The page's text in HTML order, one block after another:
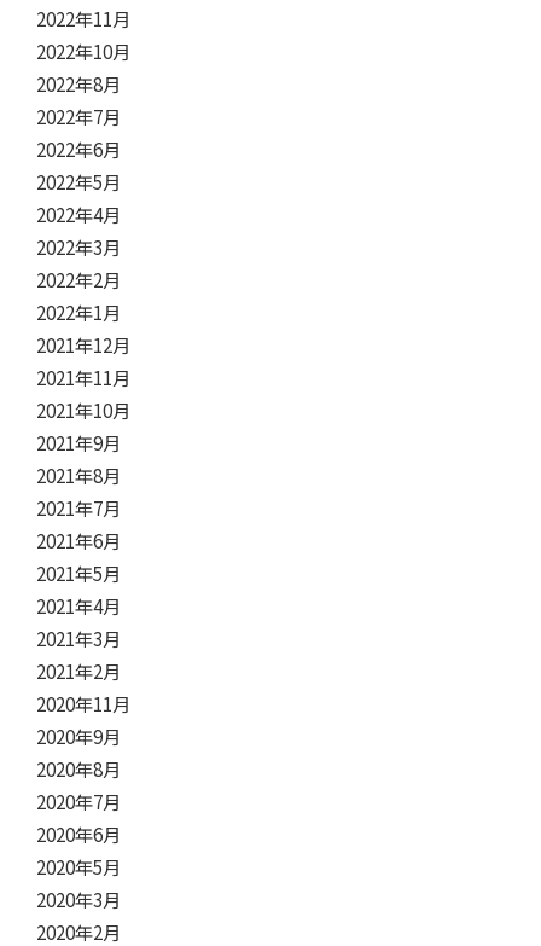
2022年11月
2022年10月
2022年8月
2022年7月
2022年6月
2022年5月
2022年4月
2022年3月
2022年2月
2022年1月
2021年12月
2021年11月
2021年10月
2021年9月
2021年8月
2021年7月
2021年6月
2021年5月
2021年4月
2021年3月
2021年2月
2020年11月
2020年9月
2020年8月
2020年7月
2020年6月
2020年5月
2020年3月
2020年2月